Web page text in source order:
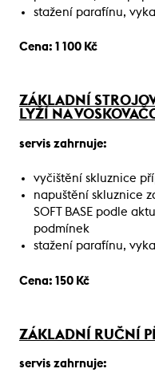
stažení parafínu,
Cena: 1 100 Kč
ZÁKLADNÍ
LYŽÍ NA
servis zahrnuje:
vyčištění skluznice
napuštění skluznice
SOFT BASE podle
podmínek
stažení parafínu,
Cena: 150 Kč
ZÁKLADNÍ RUČNÍ
servis zahrnuje: